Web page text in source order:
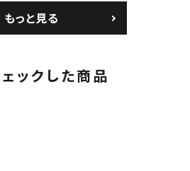
もっと見る
ックした商品